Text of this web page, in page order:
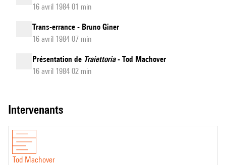
16 avril 1984 01 min
Trans-errance - Bruno Giner
16 avril 1984 07 min
Présentation de Traiettoria- Tod Machover
16 avril 1984 02 min
intervenants
Tod Machover